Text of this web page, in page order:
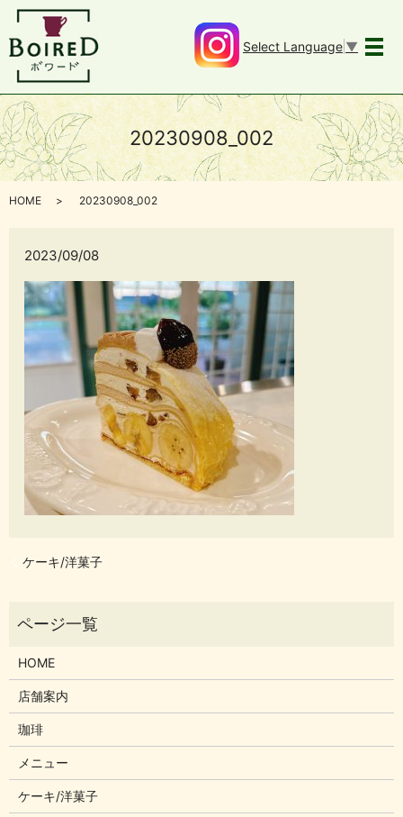
メ
Select Language ▼
20230908_002
HOME 20230908_002
2023/09/08
ケーキ/洋菓子
HOME
店舗案内
珈琲
メニュー
ケーキ/洋菓子